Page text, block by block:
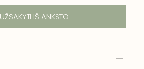
UŽSAKYTI IŠ ANKSTO